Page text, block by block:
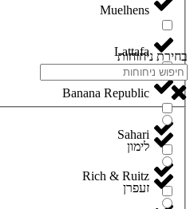
Lattafa
Banana Republic
Sahari
Rich & Ruitz
בחירת ניחוחות
לימון
זעפרן